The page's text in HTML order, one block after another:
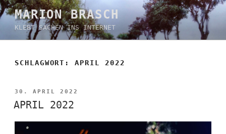
Zum
Inhalt
springen
MARION BRASCH
KLEBT SACHEN INS INTERNET
SCHLAGWORT:APRIL 2022
VERÖFFENTLICHT
AM
30. APRIL 2022
APRIL 2022